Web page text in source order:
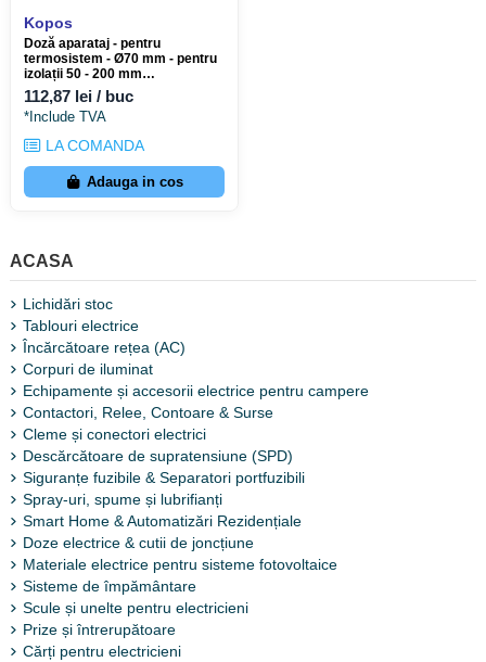
Kopos
Doză aparataj - pentru
termosistem - Ø70 mm - pentru
izolații 50 - 200 mm
- Kopos KEZ-KB
112,87 lei / buc
*Include TVA
LA COMANDA
Adauga in cos
ACASA
Lichidări stoc
Tablouri electrice
Încărcătoare rețea (AC)
Corpuri de iluminat
Echipamente și accesorii electrice pentru campere
Contactori, Relee, Contoare & Surse
Cleme și conectori electrici
Descărcătoare de supratensiune (SPD)
Siguranțe fuzibile & Separatori portfuzibili
Spray-uri, spume și lubrifianți
Smart Home & Automatizări Rezidențiale
Doze electrice & cutii de joncțiune
Materiale electrice pentru sisteme fotovoltaice
Sisteme de împământare
Scule și unelte pentru electricieni
Prize și întrerupătoare
Cărți pentru electricieni